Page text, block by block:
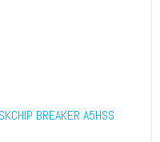
BREAKER A5HSS